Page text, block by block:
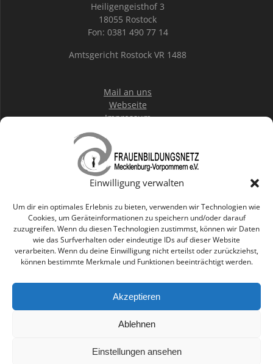
Einwilligung verwalten
Um dir ein optimales Erlebnis zu bieten, verwenden wir Technologien wie
Cookies, um Geräteinformationen zu speichern und/oder darauf
zuzugreifen. Wenn du diesen Technologien zustimmst, können wir Daten
wie das Surfverhalten oder eindeutige IDs auf dieser Website
verarbeiten. Wenn du deine Einwilligung nicht erteilst oder zurückziehst,
können bestimmte Merkmale und Funktionen beeinträchtigt werden.
Akzeptieren
Ablehnen
Einstellungen ansehen
Heiligengeisthof 3
18055 Rostock
Fon: 0381 490 77 14
Amtsgericht Rostock VR 1488
Mail an uns
Webseite
Impressum
IBAN:
DE36 1203000000100152 20
BIC: BYLADEM1001
DKB Rostock
Mitglied werden
Staatlich anerkannter
© 2026 . WordPress mit demMesmerize-Theme